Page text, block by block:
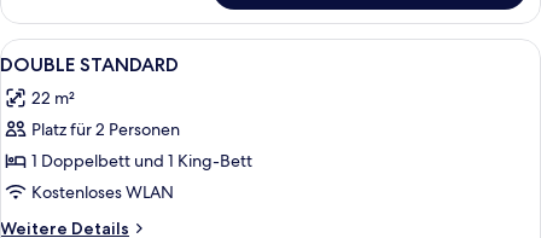
Alle
Fotos
für
DOUBLE
STANDARD
anzeigen
Minibar, Zimmersafe, Schreibtisch,
2
DOUBLE STANDARD
22 m²
Platz für 2 Personen
1 Doppelbett und 1 King-Bett
Kostenloses WLAN
Weitere Details
Weitere